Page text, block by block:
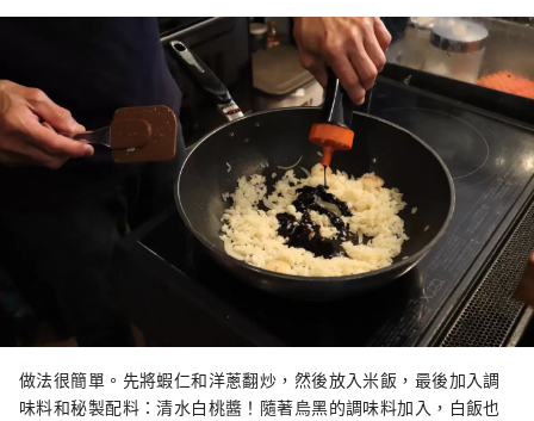
做法很簡單。先將蝦仁和洋蔥翻炒，然後放入米飯，最後加入調
味料和秘製配料：清水白桃醬！隨著烏黑的調味料加入，白飯也